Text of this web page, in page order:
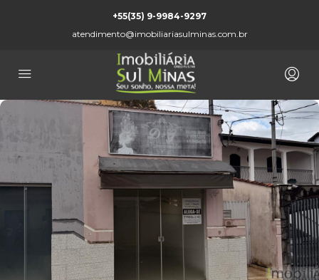
+55(35) 9-9984-9297
atendimento@imobiliariasulminas.com.br